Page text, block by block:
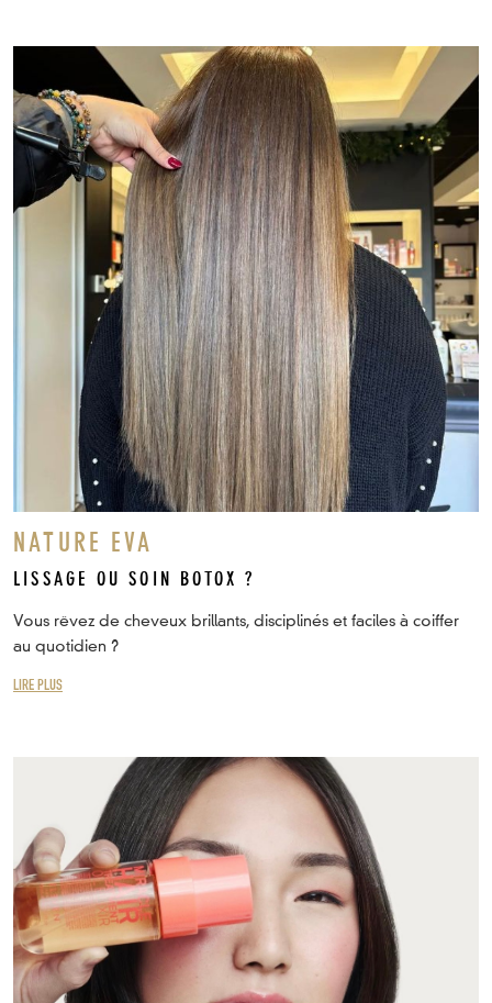
NATURE EVA
LISSAGE OU SOIN BOTOX ?
Vous rêvez de cheveux brillants, disciplinés et faciles à coiffer
au quotidien ?
LIRE PLUS